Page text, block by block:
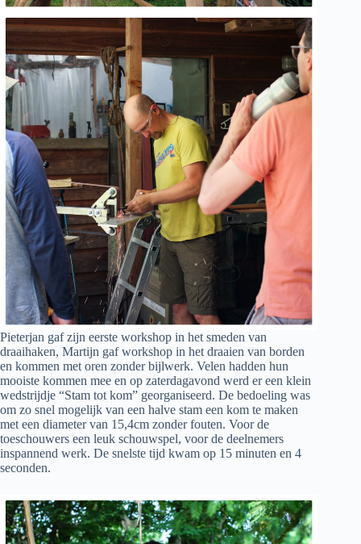
Pieterjan gaf zijn eerste workshop in het smeden van
draaihaken, Martijn gaf workshop in het draaien van borden
en kommen met oren zonder bijlwerk. Velen hadden hun
mooiste kommen mee en op zaterdagavond werd er een klein
wedstrijdje “Stam tot kom” georganiseerd. De bedoeling was
om zo snel mogelijk van een halve stam een kom te maken
met een diameter van 15,4cm zonder fouten. Voor de
toeschouwers een leuk schouwspel, voor de deelnemers
inspannend werk. De snelste tijd kwam op 15 minuten en 4
seconden.